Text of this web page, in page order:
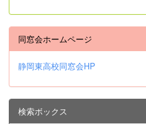
同窓会ホームページ
静岡東高校同窓会HP
検索ボックス